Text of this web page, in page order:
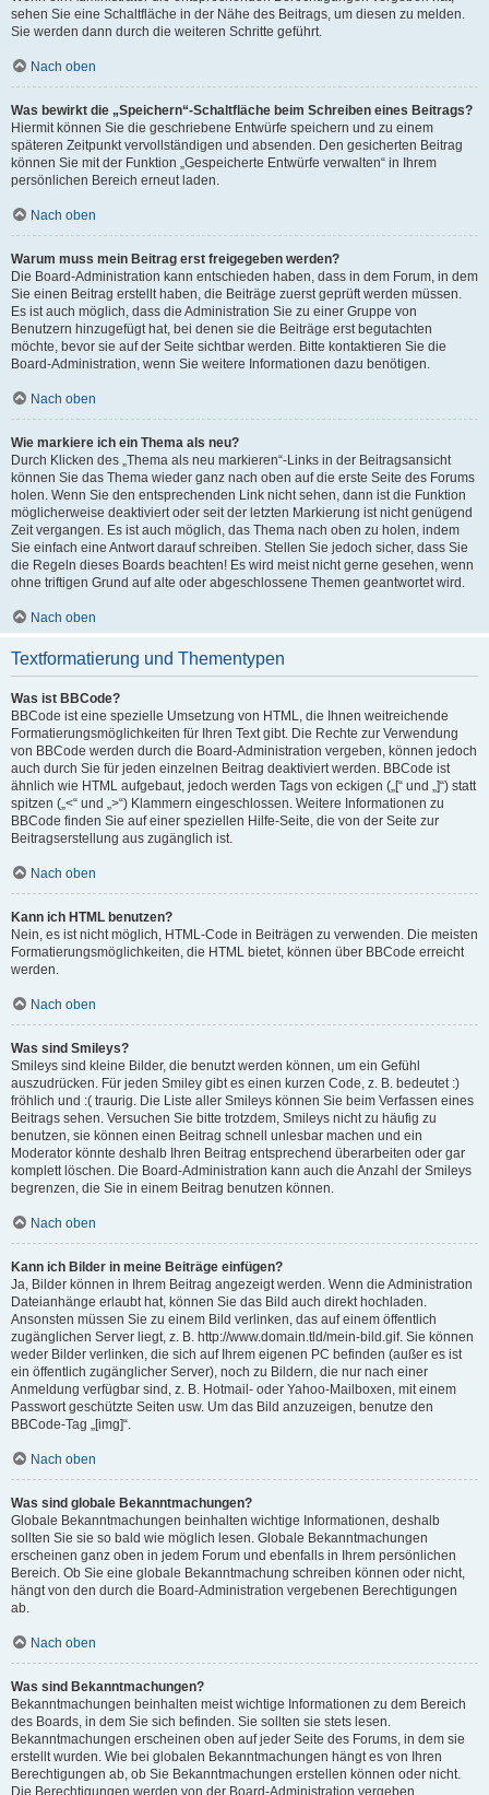
sehen Sie eine Schaltfläche in der Nähe des Beitrags, um diesen zu melden.
Sie werden dann durch die weiteren Schritte geführt.
Nach oben
Was bewirkt die „Speichern“-Schaltfläche beim Schreiben eines Beitrags?
Hiermit können Sie die geschriebene Entwürfe speichern und zu einem
späteren Zeitpunkt vervollständigen und absenden. Den gesicherten Beitrag
können Sie mit der Funktion „Gespeicherte Entwürfe verwalten“ in Ihrem
persönlichen Bereich erneut laden.
Nach oben
Warum muss mein Beitrag erst freigegeben werden?
Die Board-Administration kann entschieden haben, dass in dem Forum, in dem
Sie einen Beitrag erstellt haben, die Beiträge zuerst geprüft werden müssen.
Es ist auch möglich, dass die Administration Sie zu einer Gruppe von
Benutzern hinzugefügt hat, bei denen sie die Beiträge erst begutachten
möchte, bevor sie auf der Seite sichtbar werden. Bitte kontaktieren Sie die
Board-Administration, wenn Sie weitere Informationen dazu benötigen.
Nach oben
Wie markiere ich ein Thema als neu?
Durch Klicken des „Thema als neu markieren“-Links in der Beitragsansicht
können Sie das Thema wieder ganz nach oben auf die erste Seite des Forums
holen. Wenn Sie den entsprechenden Link nicht sehen, dann ist die Funktion
möglicherweise deaktiviert oder seit der letzten Markierung ist nicht genügend
Zeit vergangen. Es ist auch möglich, das Thema nach oben zu holen, indem
Sie einfach eine Antwort darauf schreiben. Stellen Sie jedoch sicher, dass Sie
die Regeln dieses Boards beachten! Es wird meist nicht gerne gesehen, wenn
ohne triftigen Grund auf alte oder abgeschlossene Themen geantwortet wird.
Nach oben
Textformatierung und Thementypen
Was ist BBCode?
BBCode ist eine spezielle Umsetzung von HTML, die Ihnen weitreichende
Formatierungsmöglichkeiten für Ihren Text gibt. Die Rechte zur Verwendung
von BBCode werden durch die Board-Administration vergeben, können jedoch
auch durch Sie für jeden einzelnen Beitrag deaktiviert werden. BBCode ist
ähnlich wie HTML aufgebaut, jedoch werden Tags von eckigen („[“ und „]“) statt
spitzen („<“ und „>“) Klammern eingeschlossen. Weitere Informationen zu
BBCode finden Sie auf einer speziellen Hilfe-Seite, die von der Seite zur
Beitragserstellung aus zugänglich ist.
Nach oben
Kann ich HTML benutzen?
Nein, es ist nicht möglich, HTML-Code in Beiträgen zu verwenden. Die meisten
Formatierungsmöglichkeiten, die HTML bietet, können über BBCode erreicht
werden.
Nach oben
Was sind Smileys?
Smileys sind kleine Bilder, die benutzt werden können, um ein Gefühl
auszudrücken. Für jeden Smiley gibt es einen kurzen Code, z. B. bedeutet :)
fröhlich und :( traurig. Die Liste aller Smileys können Sie beim Verfassen eines
Beitrags sehen. Versuchen Sie bitte trotzdem, Smileys nicht zu häufig zu
benutzen, sie können einen Beitrag schnell unlesbar machen und ein
Moderator könnte deshalb Ihren Beitrag entsprechend überarbeiten oder gar
komplett löschen. Die Board-Administration kann auch die Anzahl der Smileys
begrenzen, die Sie in einem Beitrag benutzen können.
Nach oben
Kann ich Bilder in meine Beiträge einfügen?
Ja, Bilder können in Ihrem Beitrag angezeigt werden. Wenn die Administration
Dateianhänge erlaubt hat, können Sie das Bild auch direkt hochladen.
Ansonsten müssen Sie zu einem Bild verlinken, das auf einem öffentlich
zugänglichen Server liegt, z. B. http://www.domain.tld/mein-bild.gif. Sie können
weder Bilder verlinken, die sich auf Ihrem eigenen PC befinden (außer es ist
ein öffentlich zugänglicher Server), noch zu Bildern, die nur nach einer
Anmeldung verfügbar sind, z. B. Hotmail- oder Yahoo-Mailboxen, mit einem
Passwort geschützte Seiten usw. Um das Bild anzuzeigen, benutze den
BBCode-Tag „[img]“.
Nach oben
Was sind globale Bekanntmachungen?
Globale Bekanntmachungen beinhalten wichtige Informationen, deshalb
sollten Sie sie so bald wie möglich lesen. Globale Bekanntmachungen
erscheinen ganz oben in jedem Forum und ebenfalls in Ihrem persönlichen
Bereich. Ob Sie eine globale Bekanntmachung schreiben können oder nicht,
hängt von den durch die Board-Administration vergebenen Berechtigungen
ab.
Nach oben
Was sind Bekanntmachungen?
Bekanntmachungen beinhalten meist wichtige Informationen zu dem Bereich
des Boards, in dem Sie sich befinden. Sie sollten sie stets lesen.
Bekanntmachungen erscheinen oben auf jeder Seite des Forums, in dem sie
erstellt wurden. Wie bei globalen Bekanntmachungen hängt es von Ihren
Berechtigungen ab, ob Sie Bekanntmachungen erstellen können oder nicht.
Die Berechtigungen werden von der Board-Administration vergeben.